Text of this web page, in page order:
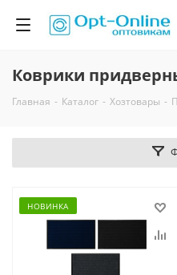
Коврики
Главная - Каталог - Хозтовары -
НОВИНКА